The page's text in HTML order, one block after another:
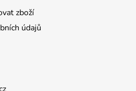
zboží
údajů